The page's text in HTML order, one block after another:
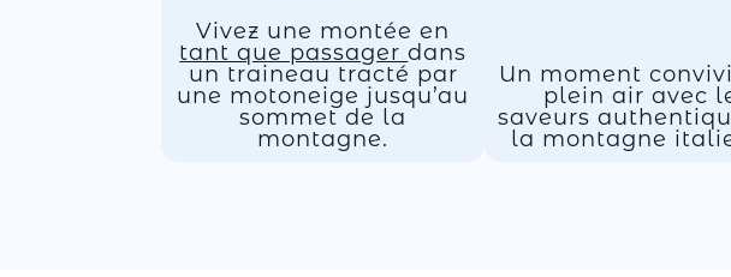
Vivez une montée en
tant que passagerdans
un traineau tracté par
une motoneige jusqu’au
sommet de la
montagne.
Un moment
plein air avec
saveurs
la montagne